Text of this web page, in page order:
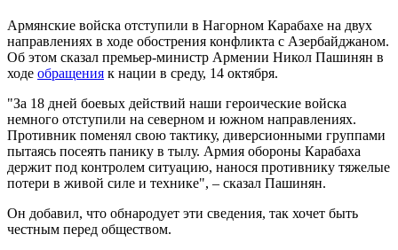
Армянские войска отступили в Нагорном Карабахе на двух
направлениях в ходе обострения конфликта с Азербайджаном.
Об этом сказал премьер-министр Армении Никол Пашинян в
ходе обращения к нации в среду, 14 октября.
"За 18 дней боевых действий наши героические войска
немного отступили на северном и южном направлениях.
Противник поменял свою тактику, диверсионными группами
пытаясь посеять панику в тылу. Армия обороны Карабаха
держит под контролем ситуацию, нанося противнику тяжелые
потери в живой силе и технике", – сказал Пашинян.
Он добавил, что обнародует эти сведения, так хочет быть
честным перед обществом.